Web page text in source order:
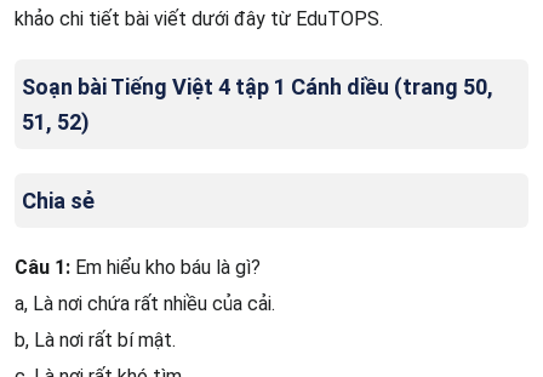
khảo chi tiết bài viết dưới đây từ EduTOPS.
Soạn bài Tiếng Việt 4 tập 1 Cánh diều (trang 50,
51, 52)
Chia sẻ
Câu 1: Em hiểu kho báu là gì?
a, Là nơi chứa rất nhiều của cải.
b, Là nơi rất bí mật.